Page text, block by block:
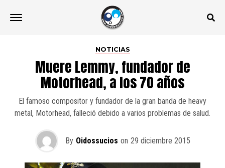
NOTICIAS
Muere Lemmy, fundador de
Motorhead, a los 70 años
El famoso compositor y fundador de la gran banda de heavy
metal, Motorhead, falleció debido a varios problemas de salud.
By Oidossucios on 29 diciembre 2015